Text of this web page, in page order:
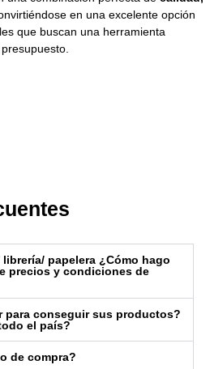
en una excelente opción
que buscan una herramienta
papelera ¿Cómo hago
precios y condiciones de
para conseguir sus productos?
el país?
de compra?